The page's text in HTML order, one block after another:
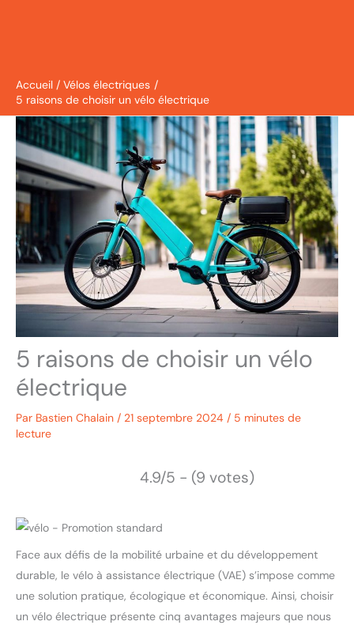
Accueil
Vélos électriques
5 raisons de choisir un vélo électrique
5 raisons de choisir un vélo
électrique
Par Bastien Chalain / 21 septembre 2024 / 5 minutes de
lecture
4.9/5 - (9 votes)
Face aux défis de la mobilité urbaine et du développement
durable, le vélo à assistance électrique (VAE) s’impose comme
une solution pratique, écologique et économique. Ainsi, choisir
un vélo électrique présente cinq avantages majeurs que nous